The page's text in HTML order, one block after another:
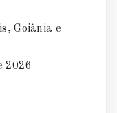
Goiânia e
2026